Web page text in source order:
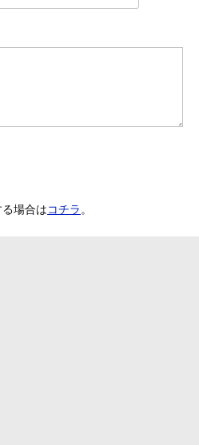
場合はコチラ 。